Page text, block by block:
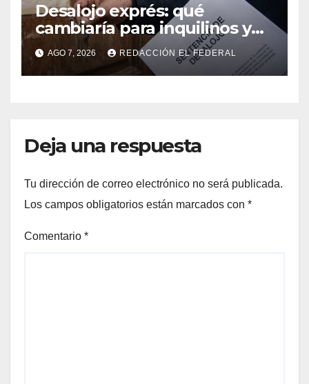
Desalojo exprés: qué
cambiaría para inquilinos y
dueños con el proyecto que
tuvo media sanción en la
Cámara alta
AGO 7, 2026 REDACCIÓN EL FEDERAL
Deja una respuesta
Tu dirección de correo electrónico no será publicada.
Los campos obligatorios están marcados con *
Comentario *